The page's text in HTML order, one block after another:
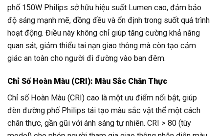
phố 150W Philips sở hữu hiệu suất Lumen cao, đảm bảo
độ sáng mạnh mẽ, đồng đều và ổn định trong suốt quá trình
hoạt động. Điều này không chỉ giúp tăng cường khả năng
quan sát, giảm thiểu tai nạn giao thông mà còn tạo cảm
giác an toàn cho người đi đường vào ban đêm.
Chỉ Số Hoàn Màu (CRI): Màu Sắc Chân Thực
Chỉ số Hoàn Màu (CRI) cao là một ưu điểm nổi bật, giúp
đèn đường phố Philips tái tạo màu sắc vật thể một cách
chân thực, gần gũi với ánh sáng tự nhiên. CRI > 80 (tùy